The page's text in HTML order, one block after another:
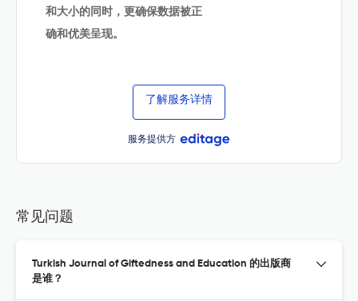
和大小的同时，更确保数据被正
确和优美呈现。
了解服务详情
服务提供方
常见问题
Turkish Journal of Giftedness and Education 的出版商
是谁？